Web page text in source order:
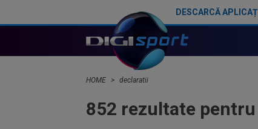
DESCARCĂ
HOME declaratii
852 rezultate